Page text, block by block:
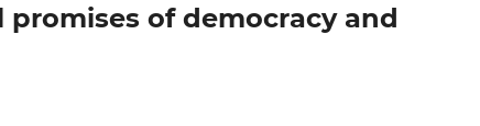
of democracy and